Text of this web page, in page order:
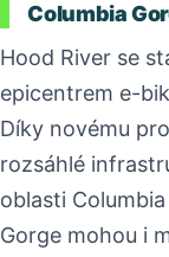
Columbia
Hood River se
epicentrem e-
Díky novému
rozsáhlé
oblasti
Gorge mohou i